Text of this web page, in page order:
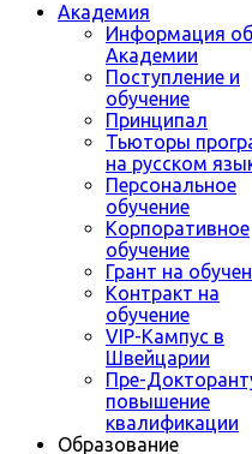
Академия
Информация об
Академии
Поступление и
обучение
Принципал
Тьюторы
на русском
Персональное
обучение
Корпоративное
обучение
Грант на
Контракт на
обучение
VIP-Кампус в
Швейцарии
Пре-
повышение
квалификации
Образование